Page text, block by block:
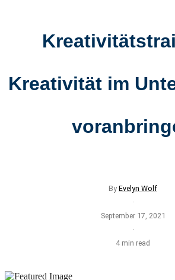
Kreativität im
By Evelyn Wolf
·
September 17, 2021
·
4 min read